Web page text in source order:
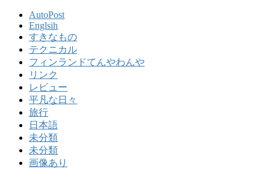
AutoPost
Englsih
すきなもの
テクニカル
フィンランドてんやわんや
リンク
レビュー
平凡な日々
旅行
日本語
未分類
未分類
画像あり